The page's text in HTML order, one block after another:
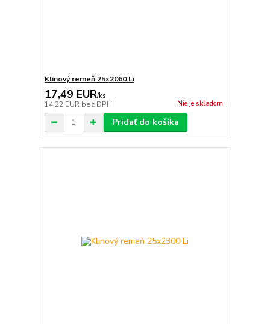
Klinový remeň 25x2060 Li
17,49 EUR/ks
14,22 EUR bez DPH Nie je skladom
Pridať do košíka